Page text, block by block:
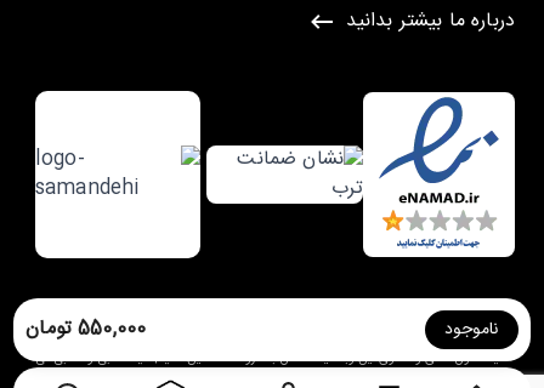
ناموجود 550,000 تومان
درباره ما بیشتر بدانید
کلیه حقوق مادی و معنوی این وبسایت متعلق بهفروشگاه آنلاین ستیا | عینک طبی و آفتابیمی